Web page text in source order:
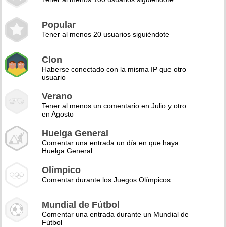
Popular
Tener al menos 20 usuarios siguiéndote
Clon
Haberse conectado con la misma IP que otro
usuario
Verano
Tener al menos un comentario en Julio y otro
en Agosto
Huelga General
Comentar una entrada un día en que haya
Huelga General
Olímpico
Comentar durante los Juegos Olímpicos
Mundial de Fútbol
Comentar una entrada durante un Mundial de
Fútbol